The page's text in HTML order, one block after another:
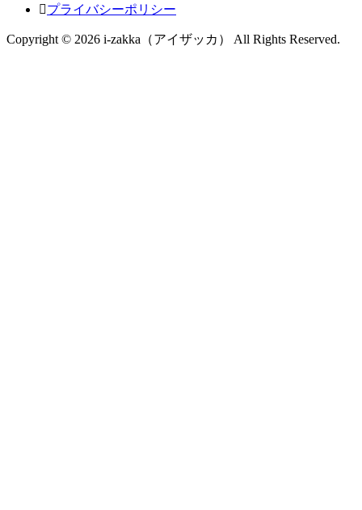
プライバシーポリシー
Copyright © 2026 i-zakka（アイザッカ） All Rights Reserved.